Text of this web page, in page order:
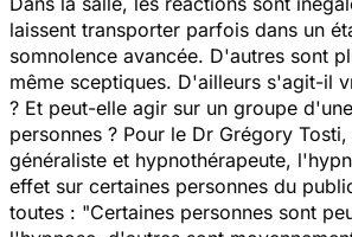
laissent transporter parfois dans un
somnolence avancée. D'autres sont
même sceptiques. D'ailleurs s'agit-il
? Et peut-elle agir sur un groupe
personnes ? Pour le Dr Grégory
généraliste et hypnothérapeute,
effet sur certaines personnes du
toutes : "Certaines personnes sont